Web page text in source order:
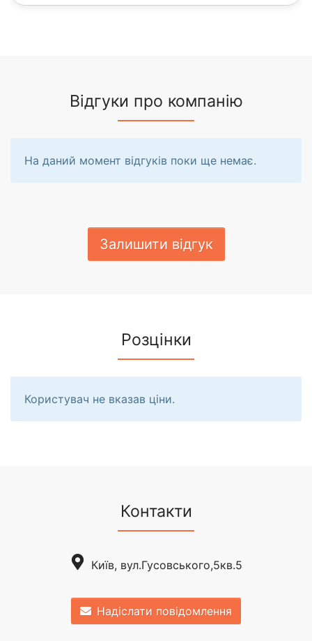
Відгуки про компанію
На даний момент відгуків поки ще немає.
Залишити відгук
Розцінки
Користувач не вказав ціни.
Контакти
Київ, вул.Гусовського,5кв.5
Надіслати повідомлення